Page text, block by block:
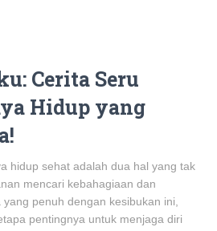
Cerita Seru
Hidup yang
hidup sehat adalah dua hal yang tak
mencari kebahagiaan dan
penuh dengan kesibukan ini,
pentingnya untuk menjaga diri